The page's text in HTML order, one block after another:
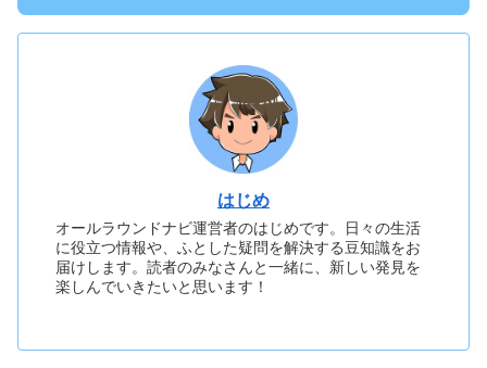
はじめ
オールラウンドナビ運営者のはじめです。日々の生活
に役立つ情報や、ふとした疑問を解決する豆知識をお
届けします。読者のみなさんと一緒に、新しい発見を
楽しんでいきたいと思います！